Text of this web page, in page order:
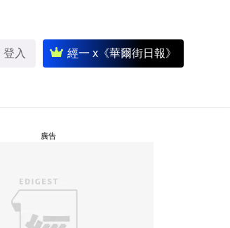
登入 經一 x《華爾街日報》
廣告